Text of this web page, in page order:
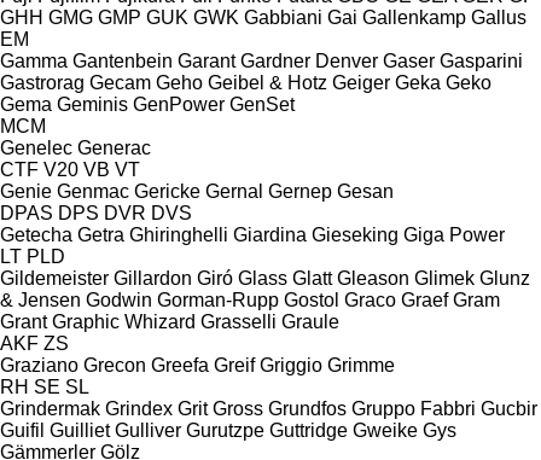
GHH GMG GMP GUK GWK Gabbiani Gai Gallenkamp Gallus
EM
Gamma Gantenbein Garant Gardner Denver Gaser Gasparini
Gastrorag Gecam Geho Geibel & Hotz Geiger Geka Geko
Gema Geminis GenPower GenSet
MCM
Genelec Generac
CTF V20 VB VT
Genie Genmac Gericke Gernal Gernep Gesan
DPAS DPS DVR DVS
Getecha Getra Ghiringhelli Giardina Gieseking Giga Power
LT PLD
Gildemeister Gillardon Giró Glass Glatt Gleason Glimek Glunz
& Jensen Godwin Gorman-Rupp Gostol Graco Graef Gram
Grant Graphic Whizard Grasselli Graule
AKF ZS
Graziano Grecon Greefa Greif Griggio Grimme
RH SE SL
Grindermak Grindex Grit Gross Grundfos Gruppo Fabbri Gucbir
Guifil Guilliet Gulliver Gurutzpe Guttridge Gweike Gys
Gämmerler Gölz